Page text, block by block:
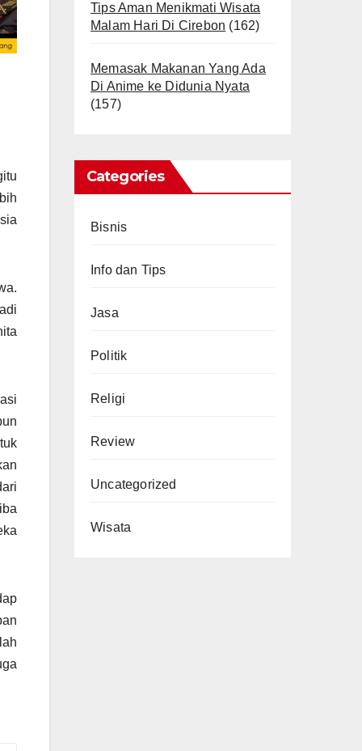
Tips Aman Menikmati Wisata
Malam Hari Di Cirebon (162)
Memasak Makanan Yang Ada
Di Anime ke Didunia Nyata
(157)
Categories
Bisnis
Info dan Tips
Jasa
Politik
Religi
Review
Uncategorized
Wisata